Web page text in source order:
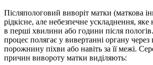
Післяпологовий виворіт матки (маткова
рідкісне, але небезпечне ускладнення,
в перші хвилини або години після
процес полягає у вивертанні органу
порожнину піхви або навіть за її межі.
причин вивороту матки виділяють: